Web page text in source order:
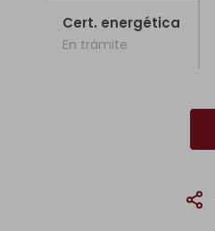
Cert. energética
En trámite